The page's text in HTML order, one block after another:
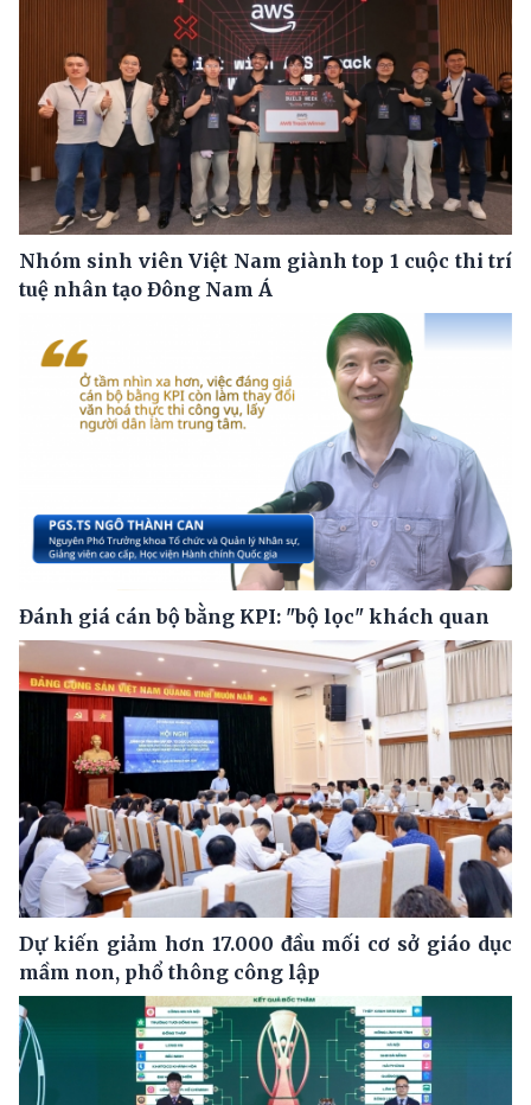
Nhóm sinh viên Việt Nam giành top 1 cuộc thi trí
tuệ nhân tạo Đông Nam Á
Đánh giá cán bộ bằng KPI: "bộ lọc" khách quan
Dự kiến giảm hơn 17.000 đầu mối cơ sở giáo dục
mầm non, phổ thông công lập